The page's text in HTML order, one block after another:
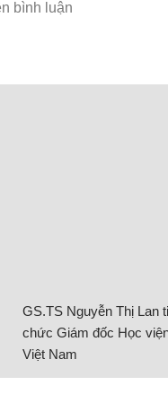
GS.TS Nguyễn Thị Lan
chức Giám đốc Học
Việt Nam